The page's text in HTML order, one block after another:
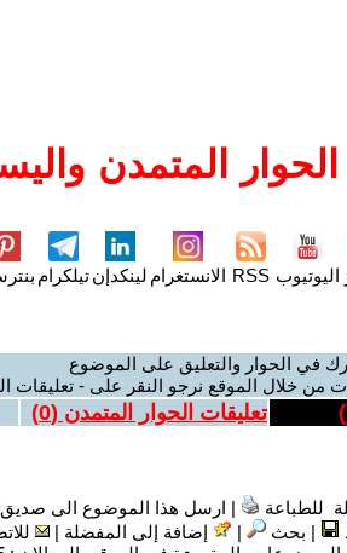
المتمدن
اليوتيوب RSS الانستغرام لينكدإنتيلكرام
في الحوار والتعليق على الموضوع
من خلال الموقع نرجو النقر على - تعليقات
) تعليقات الحوار المتمدن (0
)
للطباعة | ارسل هذا الموضوع الى
| بحث | إضافة إلى المفضلة |